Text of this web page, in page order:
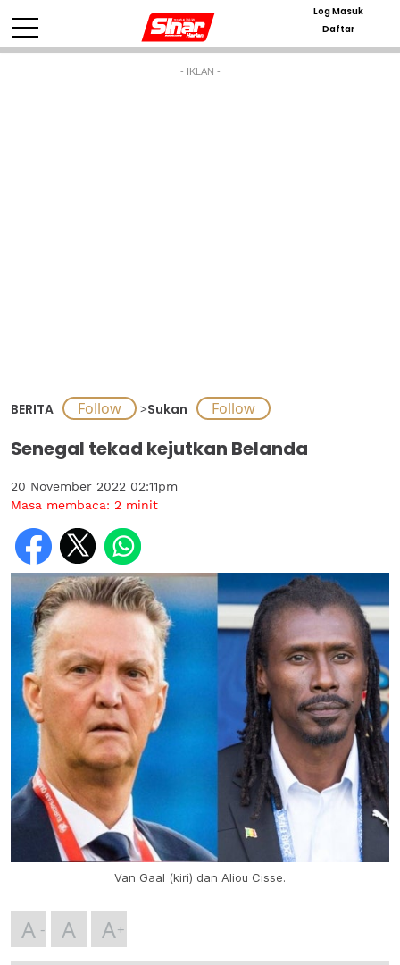
Log Masuk
Daftar
- IKLAN -
BERITA >Sukan
Senegal tekad kejutkan Belanda
20 November 2022 02:11pm
Masa membaca: 2 minit
Van Gaal (kiri) dan Aliou Cisse.
A A A